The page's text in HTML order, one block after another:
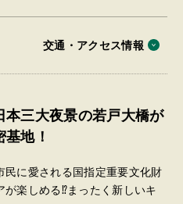
交通・アクセス情報
本三大夜景の若戸大橋が
地！
に愛される国指定重要文化財
楽しめる⁉まったく新しいキ